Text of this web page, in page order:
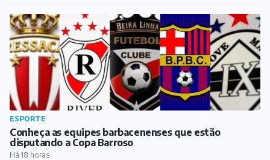
ESPORTE
Conheça as equipes barbacenenses que estão
disputando a Copa Barroso
Há 18 horas